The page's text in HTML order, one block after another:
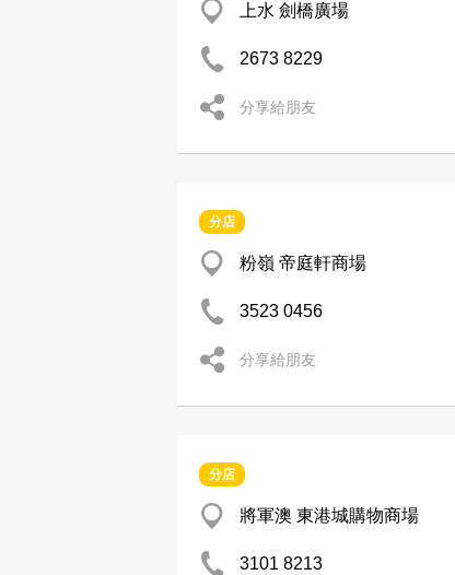
上水 劍橋廣場
2673 8229
分享給朋友
分店
粉嶺 帝庭軒商場
3523 0456
分享給朋友
分店
將軍澳 東港城購物商場
3101 8213